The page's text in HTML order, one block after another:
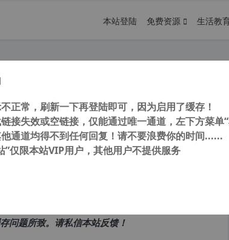
本站登陆 免费资源 生活教
v2.4.0 中文版 屏幕录制工具
峰期，以免因访问缓慢而影响你的使用体验。
问题所致。请私信本站反馈！
正常，刷新一下再登陆即可，因为启用了缓存！
接失效或空链接，仅能通过唯一通道，左下方菜单
通道均得不到任何回复！请不要浪费你的时间......
”仅限本站VIP用户，其他用户不提供服务